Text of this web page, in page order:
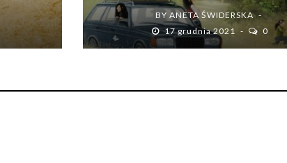
BYANETA ŚWIDERSKA
17 grudnia 2021
0